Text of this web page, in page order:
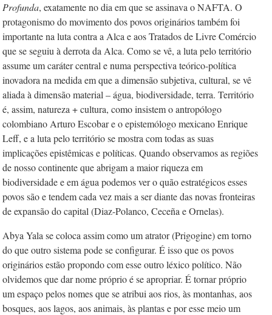
Profunda, exatamente no dia em que se assinava o NAFTA. O
protagonismo do movimento dos povos originários também foi
importante na luta contra a Alca e aos Tratados de Livre Comércio
que se seguiu à derrota da Alca. Como se vê, a luta pelo território
assume um caráter central e numa perspectiva teórico-política
inovadora na medida em que a dimensão subjetiva, cultural, se vê
aliada à dimensão material – água, biodiversidade, terra. Território
é, assim, natureza + cultura, como insistem o antropólogo
colombiano Arturo Escobar e o epistemólogo mexicano Enrique
Leff, e a luta pelo território se mostra com todas as suas
implicações epistêmicas e políticas. Quando observamos as regiões
de nosso continente que abrigam a maior riqueza em
biodiversidade e em água podemos ver o quão estratégicos esses
povos são e tendem cada vez mais a ser diante das novas fronteiras
de expansão do capital (Diaz-Polanco, Ceceña e Ornelas).
Abya Yala se coloca assim como um atrator (Prigogine) em torno
do que outro sistema pode se configurar. É isso que os povos
originários estão propondo com esse outro léxico político. Não
olvidemos que dar nome próprio é se apropriar. É tornar próprio
um espaço pelos nomes que se atribui aos rios, às montanhas, aos
bosques, aos lagos, aos animais, às plantas e por esse meio um